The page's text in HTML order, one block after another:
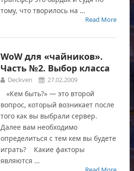
тому, что творилось на …
Read More
WoW для «чайников».
Часть №2. Выбор класса
Deckven 27.02.2009
«Кем быть?» — это второй
вопрос, который возникает после
того как вы выбрали сервер.
Далее вам необходимо
определиться с тем кем вы будете
играть? Какие факторы
являются …